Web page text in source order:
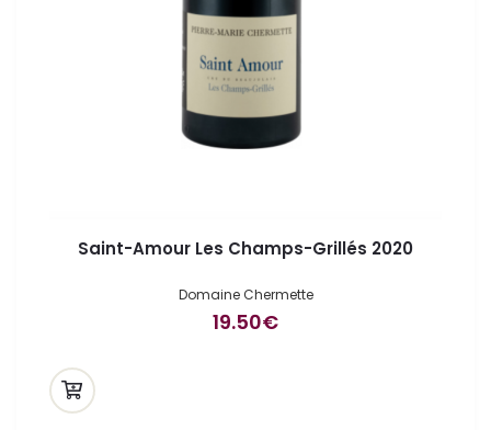
Saint-Amour Les Champs-Grillés 2020
Domaine Chermette
19.50€